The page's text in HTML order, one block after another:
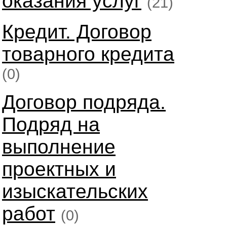
Кредит. Договор
товарного кредита
(0)
Договор подряда.
Подряд на
выполнение
проектных и
изыскательских
работ (0)